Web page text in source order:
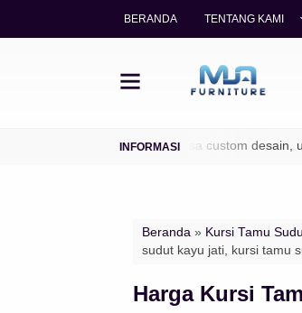
BERANDA TENTANG KAMI
✔ Bisa custom desain,
Beranda » Kursi Tamu
sudut kayu jati, kursi tamu
Harga Kursi